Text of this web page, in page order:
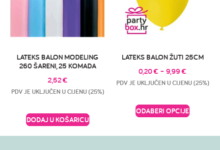
LATEKS BALON MODELING
260 ŠARENI, 25 KOMADA
2,52€
PDV JE UKLJUČEN U CIJENU (25%)
DODAJ U KOŠARICU
LATEKS BALON ŽUTI 25CM
0,20€ – 9,99€
PDV JE UKLJUČEN U CIJENU (25%)
ODABERI OPCIJE